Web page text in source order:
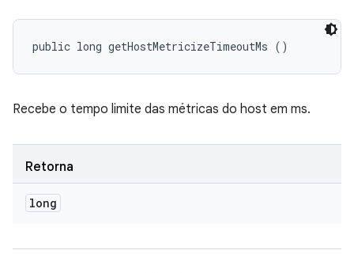
public long getHostMetricizeTimeoutMs ()
Recebe o tempo limite das métricas do host em ms.
Retorna
long